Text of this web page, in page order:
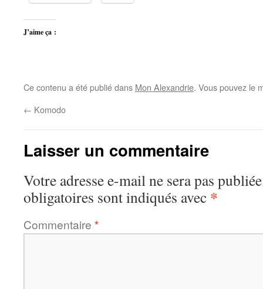
J’aime ça :
Ce contenu a été publié dans Mon Alexandrie. Vous pouvez le
← Komodo
Laisser un commentaire
Votre adresse e-mail ne sera pas
obligatoires sont indiqués avec *
Commentaire *